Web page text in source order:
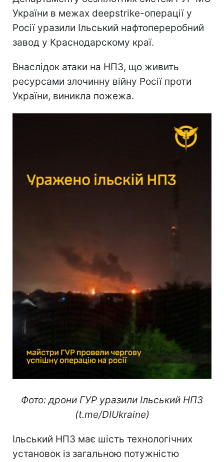
України в межах deepstrike-операції у
Росії уразили Ільський нафтопереробний
завод у Краснодарскому краї.
Внаслідок атаки на НПЗ, що живить
ресурсами злочинну війну Росії проти
України, виникла пожежа.
Фото: дрони ГУР уразили Ільський НПЗ
(t.me/DIUkraine)
Ільський НПЗ має шість технологічних
установок із загальною потужністю